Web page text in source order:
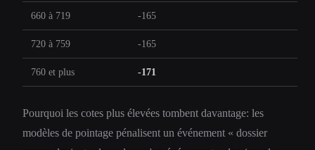
660 à 719 -165
720 à 759 -165
760 et plus -171
Pourquoi les cotes plus élevées tombent davantage: les
modèles de pointage pénalisent un événement « dossier